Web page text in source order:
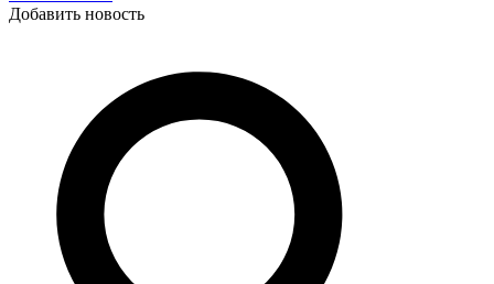
Добавить новость